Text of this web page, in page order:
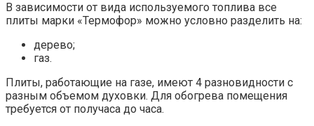
В зависимости от вида используемого топлива все
плиты марки «Термофор» можно условно разделить на:
дерево;
газ.
Плиты, работающие на газе, имеют 4 разновидности с
разным объемом духовки. Для обогрева помещения
требуется от получаса до часа.